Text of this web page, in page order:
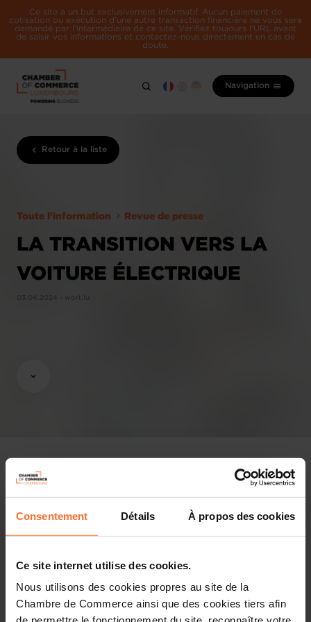
Consentement Détails À propos des cookies
Ce site internet utilise des cookies.
Nous utilisons des cookies propres au site de la
Chambre de Commerce ainsi que des cookies tiers afin
Ce site a un but exclusivement informatif. Aucun paiement de
cotisation ou exécution d'une autre transaction financière ne vous sera
demandé par l'intermédiaire de ce site. Vérifiez toujours l'URL avant
de saisir vos informations et contactez-nous directement en cas de
doute.
Navigation
Retour à la liste
Toute l'information Revue de presse
LA TRANSITION VERS LA
VOITURE ÉLECTRIQUE
Pièces-jointes
1 fichier
Partager cet article